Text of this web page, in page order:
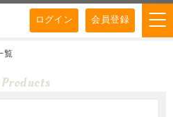
ログイン 会員登録
覧